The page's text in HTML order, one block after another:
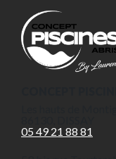
05 49 21 88 81